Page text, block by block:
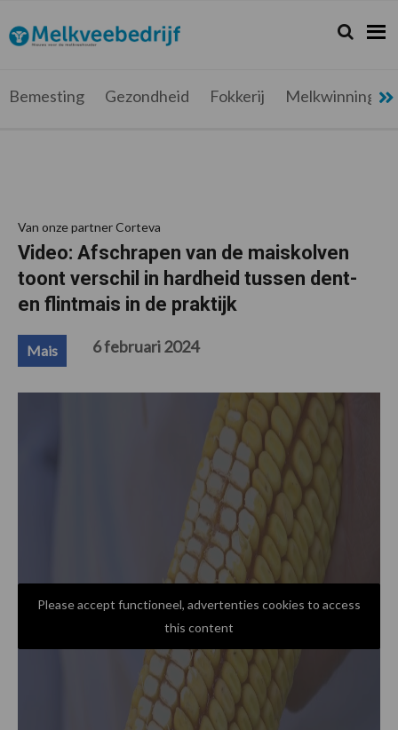
de
hoofdnavigatie
de
hoofd
de
eerste
de
voettekst
Melkveebedrijf.be
Nieuws
melkveehouder
Zoeken...
Zoek
Bemesting Gezondheid Fokkerij Melkwinning
Van onze partner Corteva
Video: Afschrapen van de maiskolven
toont verschil in hardheid tussen dent-
en flintmais in de praktijk
Mais 6 februari 2024
Please accept functioneel, advertenties cookies to access
this content